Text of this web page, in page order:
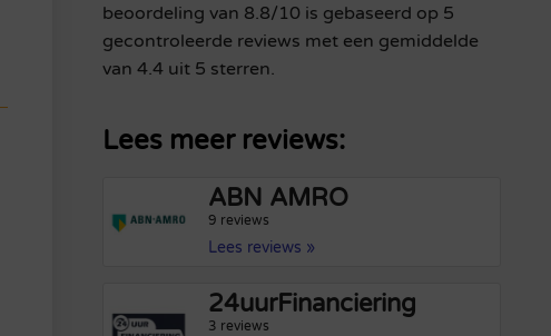
beoordeling van 8.8/10 is gebaseerd op 5
gecontroleerde reviews met een gemiddelde
van 4.4 uit 5 sterren.
Lees meer reviews:
ABN AMRO
9 reviews
Lees reviews »
24uurFinanciering
3 reviews